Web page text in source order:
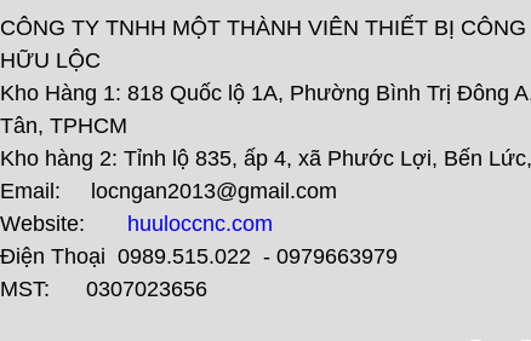
CÔNG TY TNHH MỘT THÀNH VIÊN THIẾT BỊ
HỮU LỘC
Kho Hàng 1: 818 Quốc lộ 1A, Phường Bình Trị Đông
Tân, TPHCM
Kho hàng 2: Tỉnh lộ 835, ấp 4, xã Phước Lợi, Bến
Email: locngan2013@gmail.com
Website: huuloccnc.com
Điện Thoại 0989.515.022 - 0979663979
MST: 0307023656